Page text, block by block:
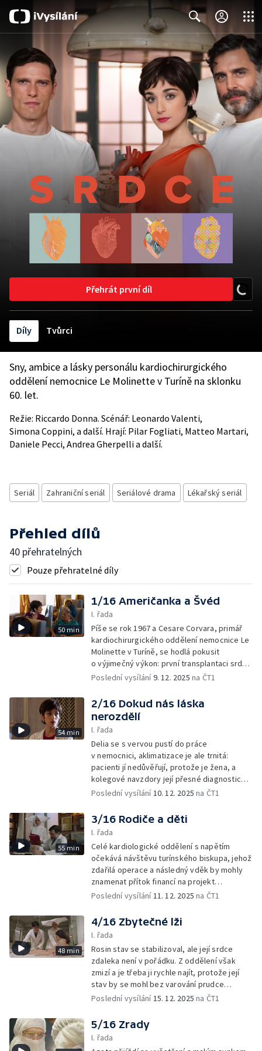
Close
Přehrát první díl
Díly Tvůrci
Sny, ambice a lásky personálu kardiochirurgického
oddělení nemocnice Le Molinette v Turíně na sklonku
60. let.
Režie: Riccardo Donna. Scénář: Leonardo Valenti,
Simona Coppini, a další. Hrají: Pilar Fogliati, Matteo Martari,
Daniele Pecci, Andrea Gherpelli a další.
Seriál Zahraniční seriál Seriálové drama Lékařský seriál
Přehled dílů
40 přehratelných
Pouze přehratelné díly
50 min
1/16 Američanka a Švéd
I. řada
Píše se rok 1967 a Cesare Corvara, primář
kardiochirurgického oddělení nemocnice Le
Molinette v Turíně, se hodlá pokusit
o výjimečný výkon: první transplantaci srdce
v historii.
Poslední vysílání9. 12. 2025 na ČT1
54 min
2/16 Dokud nás láska
nerozdělí
I. řada
Delia se s vervou pustí do práce
v nemocnici, aklimatizace je ale trnitá:
pacienti jí nedůvěřují, protože je žena, a
kolegové navzdory její přesné diagnostice
nevědí, co si o ní mají myslet.
Poslední vysílání10. 12. 2025 na ČT1
55 min
3/16 Rodiče a děti
I. řada
Celé kardiologické oddělení s napětím
očekává návštěvu turínského biskupa, jehož
zdařilá operace a následný vděk by mohly
znamenat přítok financí na projekt
transplantace srdce.
Poslední vysílání11. 12. 2025 na ČT1
48 min
4/16 Zbytečné lži
I. řada
Rosin stav se stabilizoval, ale její srdce
zdaleka není v pořádku. Z oddělení však
zmizí a je třeba ji rychle najít, protože její
stav by se mohl bez varování prudce
zhoršit.
Poslední vysílání15. 12. 2025 na ČT1
5/16 Zrady
I. řada